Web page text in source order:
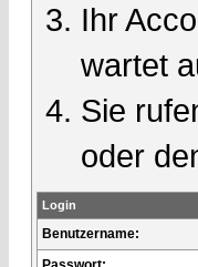
Ihr
wartet
Sie
oder
Login
Benutzername: